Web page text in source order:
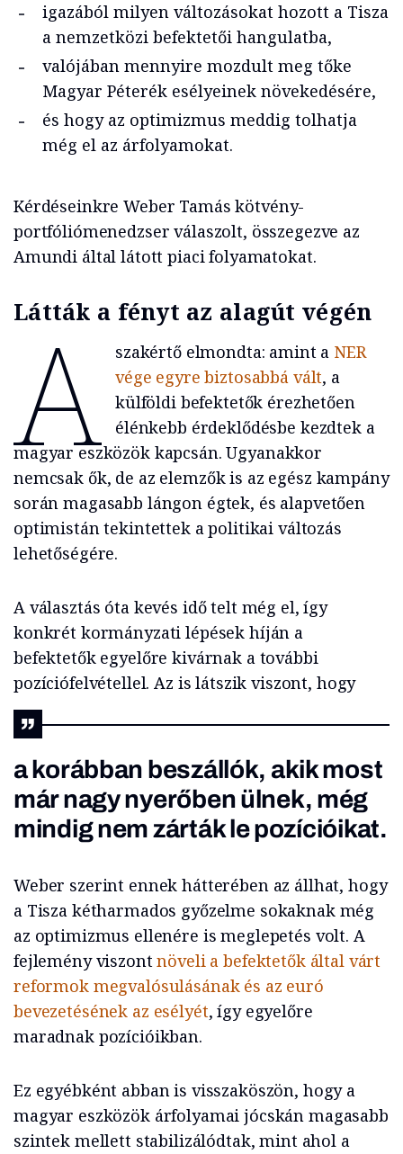
igazából milyen változásokat hozott a Tisza
a nemzetközi befektetői hangulatba,
valójában mennyire mozdult meg tőke
Magyar Péterék esélyeinek növekedésére,
és hogy az optimizmus meddig tolhatja
még el az árfolyamokat.
Kérdéseinkre Weber Tamás kötvény-
portfóliómenedzser válaszolt, összegezve az
Amundi által látott piaci folyamatokat.
Látták a fényt az alagút végén
A szakértő elmondta: amint a NER
vége egyre biztosabbá vált, a
külföldi befektetők érezhetően
élénkebb érdeklődésbe kezdtek a
magyar eszközök kapcsán. Ugyanakkor
nemcsak ők, de az elemzők is az egész kampány
során magasabb lángon égtek, és alapvetően
optimistán tekintettek a politikai változás
lehetőségére.
A választás óta kevés idő telt még el, így
konkrét kormányzati lépések híján a
befektetők egyelőre kivárnak a további
pozíciófelvétellel. Az is látszik viszont, hogy
a korábban beszállók, akik most
már nagy nyerőben ülnek, még
mindig nem zárták le pozícióikat.
Weber szerint ennek hátterében az állhat, hogy
a Tisza kétharmados győzelme sokaknak még
az optimizmus ellenére is meglepetés volt. A
fejlemény viszontnöveli a befektetők által várt
reformok megvalósulásának és az euró
bevezetésének az esélyét, így egyelőre
maradnak pozícióikban.
Ez egyébként abban is visszaköszön, hogy a
magyar eszközök árfolyamai jócskán magasabb
szintek mellett stabilizálódtak, mint ahol a